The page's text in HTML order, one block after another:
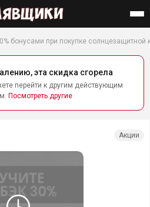
Найти
бонусами при покупке солнцезащитной
эта скидка сгорела
перейти к другим действующим
Посмотреть другие
Акции